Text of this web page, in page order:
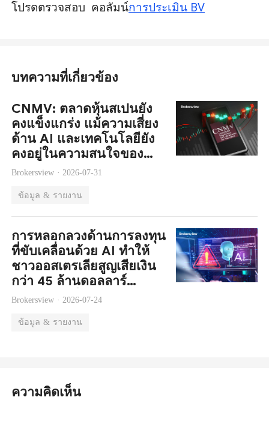
โปรดตรวจสอบ คอลัมน์การประเมิน BV
บทความที่เกี่ยวข้อง
CNMV: ตลาดหุ้นสเปนยัง
คงแข็งแกร่ง แม้ความเสี่ยง
ด้าน AI และเทคโนโลยียัง
คงอยู่ในความสนใจของ
หน่วยงานกำกับดูแล
Brokersview · 2026-07-31
ข้อมูล & รายงาน
การหลอกลวงด้านการลงทุน
ที่ขับเคลื่อนด้วย AI ทำให้
ชาวออสเตรเลียสูญเสียเงิน
กว่า 45 ล้านดอลลาร์
ออสเตรเลียในปี 2026
Brokersview · 2026-07-24
ข้อมูล & รายงาน
ความคิดเห็น